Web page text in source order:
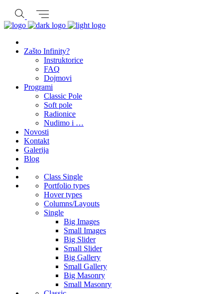
Zašto Infinity?
Instruktorice
FAQ
Dojmovi
Programi
Classic Pole
Soft pole
Radionice
Nudimo i …
Novosti
Kontakt
Galerija
Blog
Class Single
Portfolio types
Hover types
Columns/Layouts
Single
Big Images
Small Images
Big Slider
Small Slider
Big Gallery
Small Gallery
Big Masonry
Small Masonry